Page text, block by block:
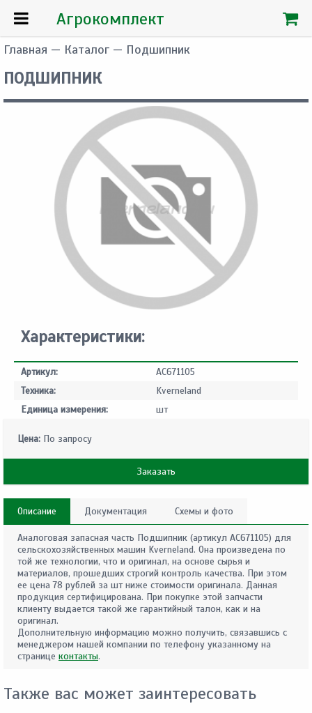
Главная — Каталог — Подшипник
ПОДШИПНИК
Характеристики:
Артикул:
AC671105
Техника:
Kverneland
Единица измерения:
шт
Цена: По запросу
Заказать
Описание Документация Схемы и фото
Аналоговая запасная часть Подшипник (артикул AC671105) для
сельскохозяйственных машин Kverneland. Она произведена по
той же технологии, что и оригинал, на основе сырья и
материалов, прошедших строгий контроль качества. При этом
ее цена 78 рублей за шт ниже стоимости оригинала. Данная
продукция сертифицирована. При покупке этой запчасти
клиенту выдается такой же гарантийный талон, как и на
оригинал.
Дополнительную информацию можно получить, связавшись с
менеджером нашей компании по телефону указанному на
странице контакты.
Также вас может заинтересовать
Агрокомплект